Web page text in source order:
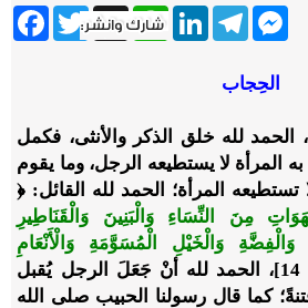
Twitter X
WhatsApp
LinkedInTelegram
Messenger
الحِجاب
الحمد لله خلق الذكر والأنثى، فكمل
به المرأة لا يستطيعه الرجل، وما يقوم
المرأة؛ الحمد لله القائل: ﴿
مِنَ النِّسَاءِ وَالْبَنِينَ وَالْقَنَاطِيرِ
وَالْخَيْلِ الْمُسَوَّمَةِ وَالْأَنْعَامِ
﴾ [آل عمران: 14]، الحمد لله أنْ جَعَلَ الرجل يُقبل
كما قال رسولنا الحبيب صلى الله